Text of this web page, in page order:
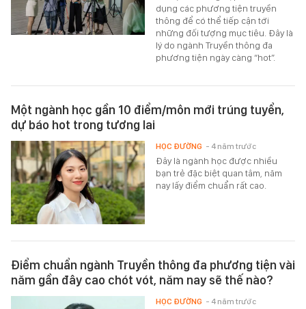
dụng các phương tiện truyền
thông để có thể tiếp cận tới
những đối tượng mục tiêu. Đây là
lý do ngành Truyền thông đa
phương tiện ngày càng “hot”.
Một ngành học gần 10 điểm/môn mới trúng tuyển,
dự báo hot trong tương lai
Đây là ngành học được nhiều
bạn trẻ đặc biệt quan tâm, năm
nay lấy điểm chuẩn rất cao.
HỌC ĐƯỜNG - 4 năm trước
Điểm chuẩn ngành Truyền thông đa phương tiện vài
năm gần đây cao chót vót, năm nay sẽ thế nào?
HỌC ĐƯỜNG - 4 năm trước